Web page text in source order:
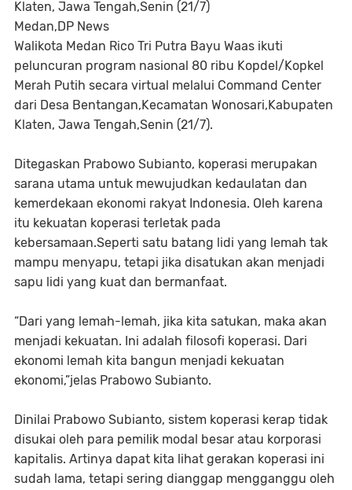
Klaten, Jawa Tengah,Senin (21/7)
Medan,DP News
Walikota Medan Rico Tri Putra Bayu Waas ikuti
peluncuran program nasional 80 ribu Kopdel/Kopkel
Merah Putih secara virtual melalui Command Center
dari Desa Bentangan,Kecamatan Wonosari,Kabupaten
Klaten, Jawa Tengah,Senin (21/7).
Ditegaskan Prabowo Subianto, koperasi merupakan
sarana utama untuk mewujudkan kedaulatan dan
kemerdekaan ekonomi rakyat Indonesia. Oleh karena
itu kekuatan koperasi terletak pada
kebersamaan.Seperti satu batang lidi yang lemah tak
mampu menyapu, tetapi jika disatukan akan menjadi
sapu lidi yang kuat dan bermanfaat.
“Dari yang lemah-lemah, jika kita satukan, maka akan
menjadi kekuatan. Ini adalah filosofi koperasi. Dari
ekonomi lemah kita bangun menjadi kekuatan
ekonomi,”jelas Prabowo Subianto.
Dinilai Prabowo Subianto, sistem koperasi kerap tidak
disukai oleh para pemilik modal besar atau korporasi
kapitalis. Artinya dapat kita lihat gerakan koperasi ini
sudah lama, tetapi sering dianggap mengganggu oleh